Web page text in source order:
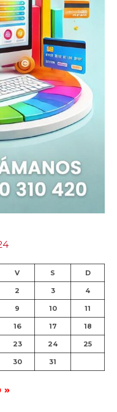
V S D
2 3 4
9 10 11
16 17 18
23 24 25
30 31
»